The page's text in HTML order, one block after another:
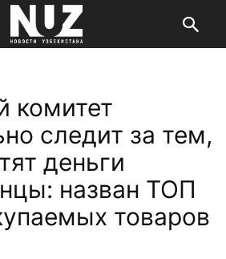
комитет
следит за тем,
деньги
назван ТОП
товаров